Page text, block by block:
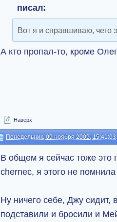
писал:
Вот я и справшиваю, чего
А кто пропал-то, кроме
Наверх
Понедельник, 09 ноября 2009, 15:41:03
В общем я сейчас тоже это
chernec, я этого не
Ну ничего себе, Джу сидит,
подставили и бросили и